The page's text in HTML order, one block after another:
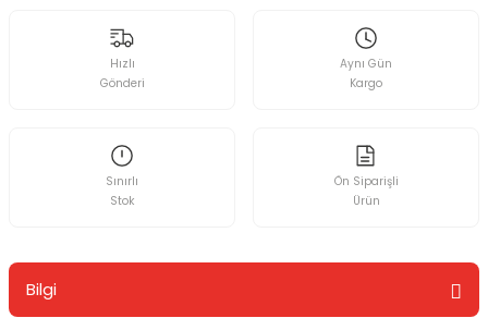
Hızlı
Gönderi
Aynı Gün
Kargo
Sınırlı
Stok
Ön Siparişli
Ürün
Bilgi